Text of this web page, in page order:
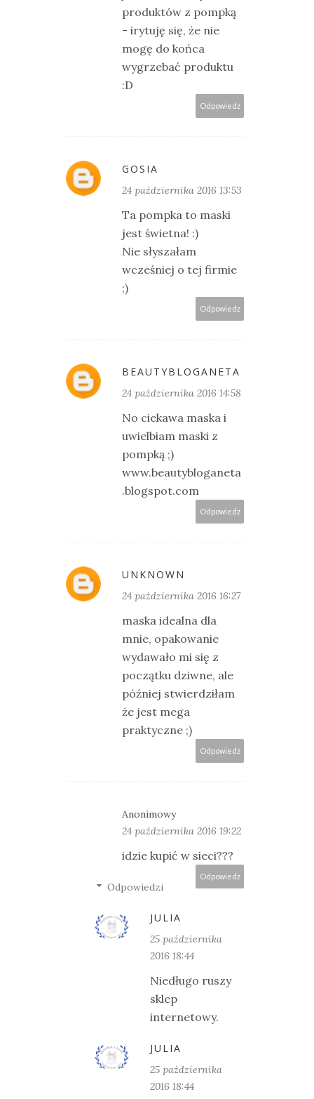
produktów z pompką
- irytuję się, że nie
mogę do końca
wygrzebać produktu
:D
Odpowiedz
GOSIA
24 października 2016 13:53
Ta pompka to maski
jest świetna! :)
Nie słyszałam
wcześniej o tej firmie
;)
Odpowiedz
BEAUTYBLOGANETA
24 października 2016 14:58
No ciekawa maska i
uwielbiam maski z
pompką ;)
www.beautybloganeta
.blogspot.com
Odpowiedz
UNKNOWN
24 października 2016 16:27
maska idealna dla
mnie, opakowanie
wydawało mi się z
początku dziwne, ale
później stwierdziłam
że jest mega
praktyczne ;)
Odpowiedz
Anonimowy
24 października 2016 19:22
idzie kupić w sieci???
Odpowiedz
Odpowiedzi
JULIA
25 października
2016 18:44
Niedługo ruszy
sklep
internetowy.
JULIA
25 października
2016 18:44